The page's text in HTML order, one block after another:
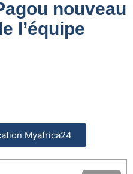
nouveau
l’équipe
Myafrica24